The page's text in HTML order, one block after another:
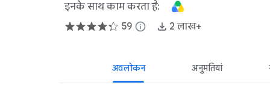
इनके साथ काम करता है:
59 info 2 लाख+
अवलोकन अनुमतियां